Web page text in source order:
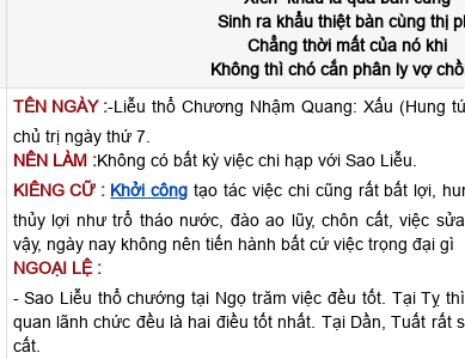
Sinh ra khẩu thiệt bàn cùng thị
Chẳng thời mất của nó khi
Không thì chó cắn phân ly vợ
TÊN NGÀY :-Liễu thổ Chương Nhậm Quang: Xấu (Hung
chủ trị ngày thứ 7.
NÊN LÀM :Không có bất kỳ việc chi hạp với Sao Liễu.
KIÊNG CỮ : Khởi công tạo tác việc chi cũng rất bất lợi,
thủy lợi như trổ tháo nước, đào ao lũy, chôn cất, việc
vậy, ngày nay không nên tiến hành bất cứ việc trọng đại gì
NGOẠI LỆ :
- Sao Liễu thổ chướng tại Ngọ trăm việc đều tốt. Tại Tỵ
quan lãnh chức đều là hai điều tốt nhất. Tại Dần, Tuất rất
cất.